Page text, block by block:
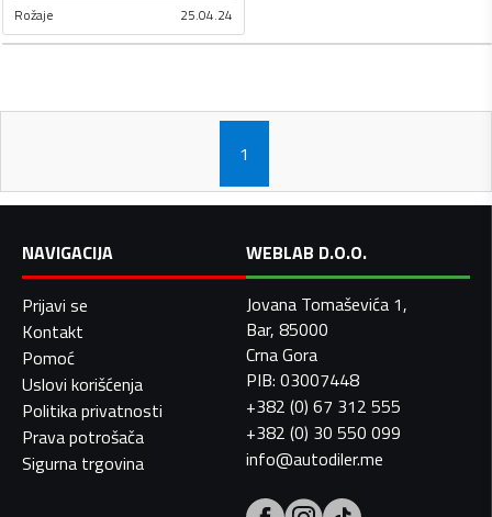
Rožaje 25.04.24
1
NAVIGACIJA
Prijavi se
Kontakt
Pomoć
Uslovi korišćenja
Politika privatnosti
Prava potrošača
Sigurna trgovina
WEBLAB D.O.O.
Jovana Tomaševića 1,
Bar, 85000
Crna Gora
PIB: 03007448
+382 (0) 67 312 555
+382 (0) 30 550 099
info@autodiler.me